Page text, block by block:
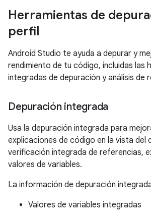
Herramientas de
perfil
Android Studio te ayuda a depurar y
rendimiento de tu código, incluidas las
integradas de depuración y análisis de
Depuración integrada
Usa la depuración integrada para
explicaciones de código en la vista del
verificación integrada de referencias,
valores de variables.
La información de depuración
Valores de variables integradas